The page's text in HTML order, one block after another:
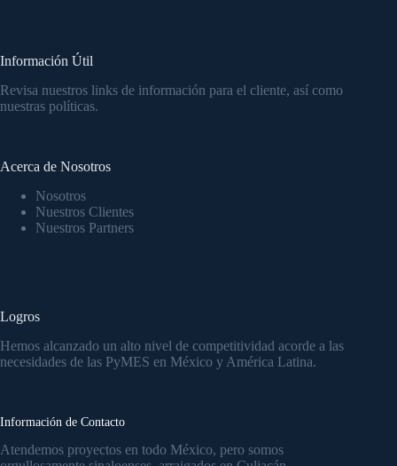
Información Útil
Revisa nuestros links de información para el cliente, así como
nuestras políticas.
Acerca de Nosotros
Nosotros
Nuestros Clientes
Nuestros Partners
Logros
Hemos alcanzado un alto nivel de competitividad acorde a las
necesidades de las PyMES en México y América Latina.
Información de Contacto
Atendemos proyectos en todo México, pero somos